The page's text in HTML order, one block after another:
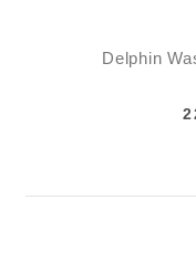
Delphin